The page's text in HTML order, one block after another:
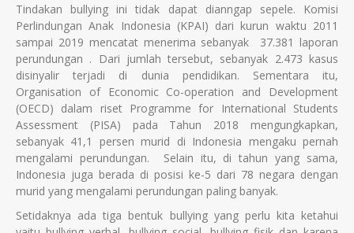
Tindakan bullying ini tidak dapat dianngap sepele. Komisi
Perlindungan Anak Indonesia (KPAI) dari kurun waktu 2011
sampai 2019 mencatat menerima sebanyak 37.381 laporan
perundungan . Dari jumlah tersebut, sebanyak 2.473 kasus
disinyalir terjadi di dunia pendidikan. Sementara itu,
Organisation of Economic Co-operation and Development
(OECD) dalam riset Programme for International Students
Assessment (PISA) pada Tahun 2018 mengungkapkan,
sebanyak 41,1 persen murid di Indonesia mengaku pernah
mengalami perundungan. Selain itu, di tahun yang sama,
Indonesia juga berada di posisi ke-5 dari 78 negara dengan
murid yang mengalami perundungan paling banyak.
Setidaknya ada tiga bentuk bullying yang perlu kita ketahui